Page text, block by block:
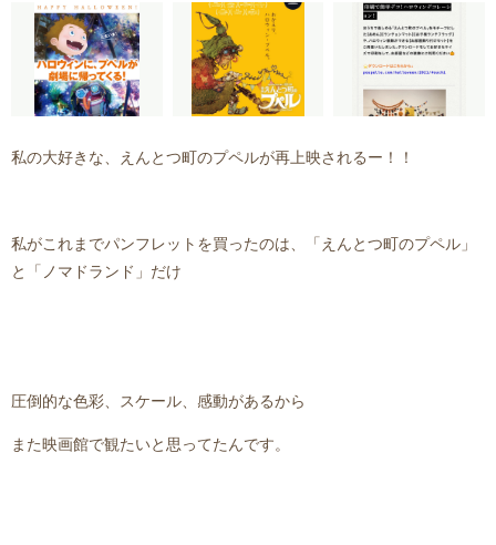
私の大好きな、えんとつ町のプペルが再上映されるー！！
私がこれまでパンフレットを買ったのは、「えんとつ町のプペル」
と「ノマドランド」だけ
圧倒的な色彩、スケール、感動があるから
また映画館で観たいと思ってたんです。